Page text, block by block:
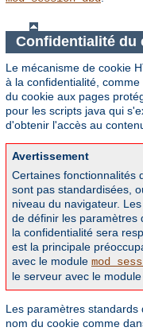
Confidentialité du
Le mécanisme de cookie
à la confidentialité,
du cookie aux pages
pour les scripts java qui
d'obtenir l'accès au
Avertissement
Certaines fonctionnalités
sont pas standardisées,
niveau du navigateur.
de définir les paramètres
la confidentialité sera
est la principale
avec le module
le serveur avec le module
Les paramètres
nom du cookie comme